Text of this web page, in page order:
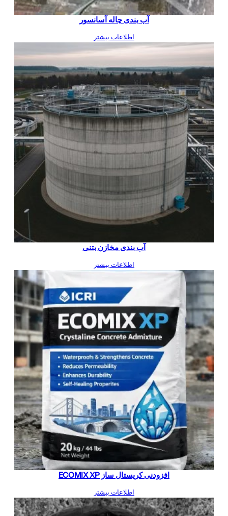
آب بندی چاله آسانسور
اطلاعات بیشتر
آب بندی مخازن بتنی
اطلاعات بیشتر
افزودنی کریستال ساز ECOMIX XP
اطلاعات بیشتر